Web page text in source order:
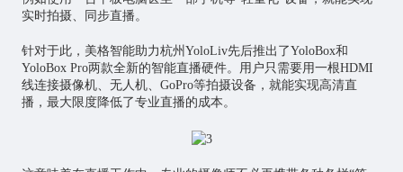
实时拍摄、同步直播。
针对于此，美格智能助力杭州YoloLiv先后推出了YoloBox和
YoloBox Pro两款全新的智能直播硬件。用户只需要用一根HDMI
线连接摄像机、无人机、GoPro等拍摄设备，就能实现高清直
播，最大限度降低了专业直播的成本。